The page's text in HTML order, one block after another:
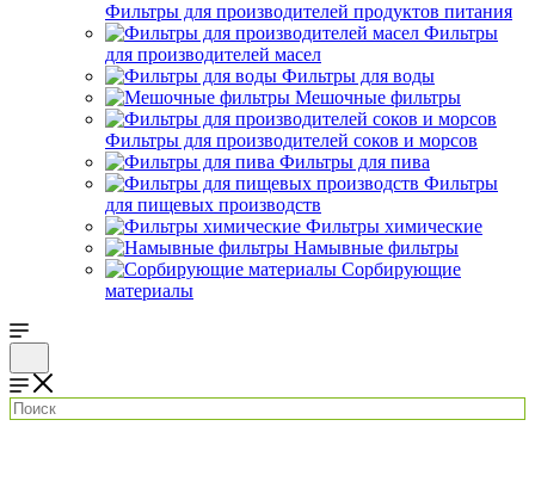
Фильтры для производителей продуктов питания
Фильтры
для производителей масел
Фильтры для воды
Мешочные фильтры
Фильтры для производителей соков и морсов
Фильтры для пива
Фильтры
для пищевых производств
Фильтры химические
Намывные фильтры
Сорбирующие
материалы